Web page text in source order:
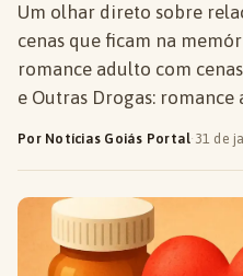
Um olhar direto sobre
cenas que ficam na
romance adulto com
e Outras Drogas: romance
Por Notícias Goiás Portal· 31 de